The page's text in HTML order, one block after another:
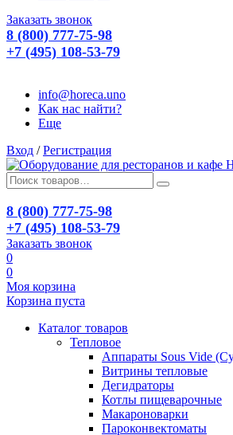
Заказать звонок
8 (800) 777-75-98
+7 (495) 108-53-79
info@horeca.uno
Как нас найти?
Еще
Вход / Регистрация
8 (800) 777-75-98
+7 (495) 108-53-79
Заказать звонок
0
0
Моя корзина
Корзина пуста
Каталог товаров
Тепловое
Аппараты Sous Vide
Витрины тепловые
Дегидраторы
Котлы пищеварочные
Макароноварки
Пароконвектоматы